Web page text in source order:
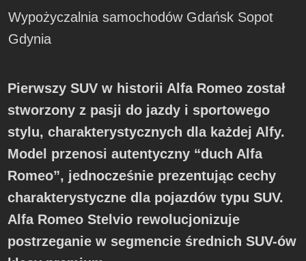
Wypożyczalnia samochodów Gdańsk Sopot
Gdynia
Pierwszy SUV w historii Alfa Romeo został
stworzony z pasji do jazdy i sportowego
stylu, charakterystycznych dla każdej Alfy.
Model przenosi autentyczny “duch Alfa
Romeo”, jednocześnie prezentując cechy
charakterystyczne dla pojazdów typu SUV.
Alfa Romeo Stelvio rewolucjonizuje
postrzeganie w segmencie średnich SUV-ów